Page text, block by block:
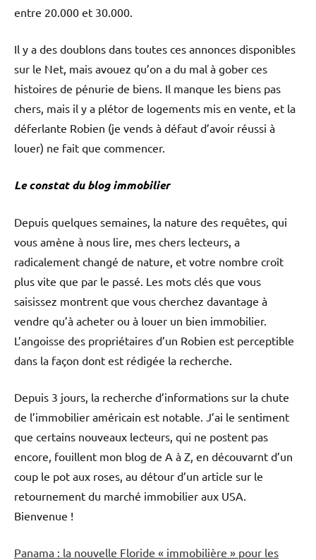
entre 20.000 et 30.000.
Il y a des doublons dans toutes ces annonces disponibles
sur le Net, mais avouez qu’on a du mal à gober ces
histoires de pénurie de biens. Il manque les biens pas
chers, mais il y a plétor de logements mis en vente, et la
déferlante Robien (je vends à défaut d’avoir réussi à
louer) ne fait que commencer.
Le constat du blog immobilier
Depuis quelques semaines, la nature des requêtes, qui
vous amène à nous lire, mes chers lecteurs, a
radicalement changé de nature, et votre nombre croît
plus vite que par le passé. Les mots clés que vous
saisissez montrent que vous cherchez davantage à
vendre qu’à acheter ou à louer un bien immobilier.
L’angoisse des propriétaires d’un Robien est perceptible
dans la façon dont est rédigée la recherche.
Depuis 3 jours, la recherche d’informations sur la chute
de l’immobilier américain est notable. J’ai le sentiment
que certains nouveaux lecteurs, qui ne postent pas
encore, fouillent mon blog de A à Z, en découvarnt d’un
coup le pot aux roses, au détour d’un article sur le
retournement du marché immobilier aux USA.
Bienvenue !
Panama : la nouvelle Floride « immobilière » pour les